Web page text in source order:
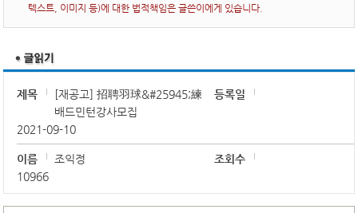
텍스트, 이미지 등)에 대한 법적책임은 글쓴이에게 있습니다.
제목
[재공고] 招聘羽球&#25945;練
배드민턴강사모집
등록일
2021-09-10
이름 조익정
조회수
10966